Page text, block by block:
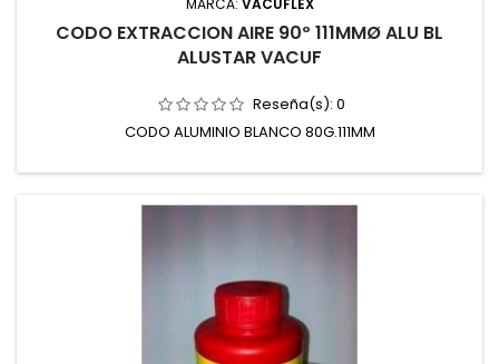
MARCA: VACUFLEX
CODO EXTRACCION AIRE 90º 111MMØ ALU BL
ALUSTAR VACUF
Reseña(s): 0
CODO ALUMINIO BLANCO 80G.111MM